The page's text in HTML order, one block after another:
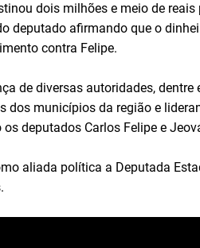
dois milhões e meio de
deputado afirmando que o
contra Felipe.
de diversas autoridades, dentre
dos municípios da região e
deputados Carlos Felipe e
aliada política a Deputada